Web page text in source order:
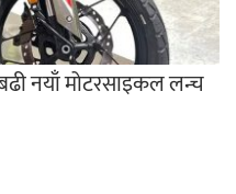
बढी नयाँ मोटरसाइकल लन्च